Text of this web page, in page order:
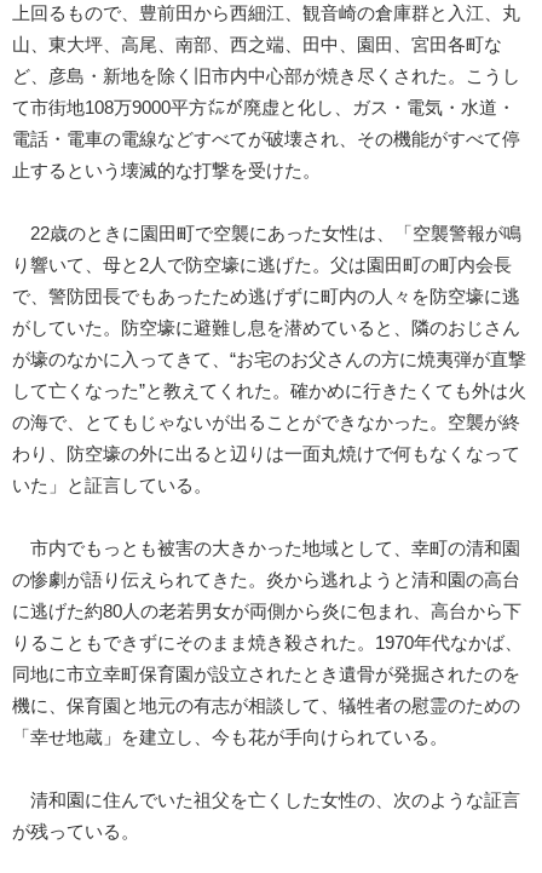
上回るもので、豊前田から西細江、観音崎の倉庫群と入江、丸
山、東大坪、高尾、南部、西之端、田中、園田、宮田各町な
ど、彦島・新地を除く旧市内中心部が焼き尽くされた。こうし
て市街地108万9000平方㍍が廃虚と化し、ガス・電気・水道・
電話・電車の電線などすべてが破壊され、その機能がすべて停
止するという壊滅的な打撃を受けた。
22歳のときに園田町で空襲にあった女性は、「空襲警報が鳴
り響いて、母と2人で防空壕に逃げた。父は園田町の町内会長
で、警防団長でもあったため逃げずに町内の人々を防空壕に逃
がしていた。防空壕に避難し息を潜めていると、隣のおじさん
が壕のなかに入ってきて、“お宅のお父さんの方に焼夷弾が直撃
して亡くなった”と教えてくれた。確かめに行きたくても外は火
の海で、とてもじゃないが出ることができなかった。空襲が終
わり、防空壕の外に出ると辺りは一面丸焼けで何もなくなって
いた」と証言している。
市内でもっとも被害の大きかった地域として、幸町の清和園
の惨劇が語り伝えられてきた。炎から逃れようと清和園の高台
に逃げた約80人の老若男女が両側から炎に包まれ、高台から下
りることもできずにそのまま焼き殺された。1970年代なかば、
同地に市立幸町保育園が設立されたとき遺骨が発掘されたのを
機に、保育園と地元の有志が相談して、犠牲者の慰霊のための
「幸せ地蔵」を建立し、今も花が手向けられている。
清和園に住んでいた祖父を亡くした女性の、次のような証言
が残っている。